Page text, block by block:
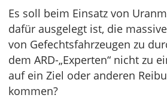
Es soll beim Einsatz von
dafür ausgelegt ist, die
von Gefechtsfahrzeugen zu
dem ARD-„Experten“ nicht zu
auf ein Ziel oder anderen
kommen?